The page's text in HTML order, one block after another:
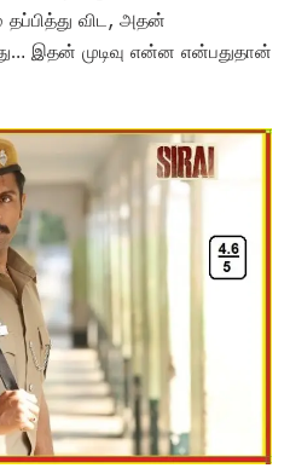
விட, அதன்
இதன் முடிவு என்ன என்பதுதான்